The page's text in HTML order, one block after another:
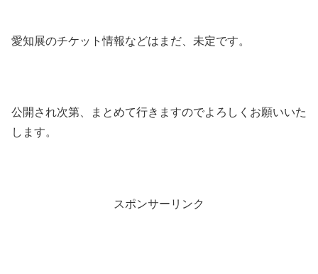
愛知展のチケット情報などはまだ、未定です。
公開され次第、まとめて行きますのでよろしくお願いいた
します。
スポンサーリンク